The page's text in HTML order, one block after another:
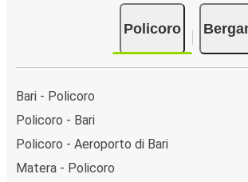
Policoro
Bari - Policoro
Policoro - Bari
Policoro - Aeroporto di Bari
Matera - Policoro